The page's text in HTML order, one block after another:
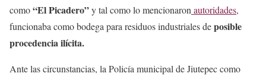
como“El Picadero”y tal como lo mencionaron autoridades,
funcionaba como bodega para residuos industriales deposible
procedencia ilícita.
Ante las circunstancias, la Policía municipal de Jiutepec como